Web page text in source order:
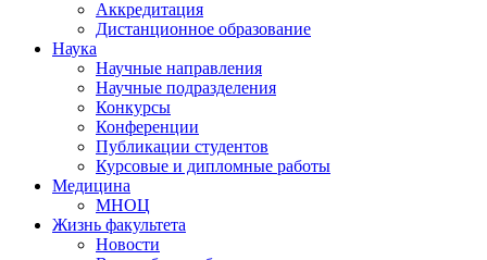
Аккредитация
Дистанционное образование
Наука
Научные направления
Научные подразделения
Конкурсы
Конференции
Публикации студентов
Курсовые и дипломные работы
Медицина
МНОЦ
Жизнь факультета
Новости